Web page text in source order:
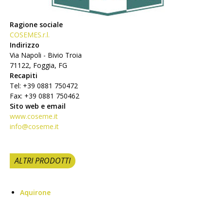
Ragione sociale
COSEMES.r.l.
Indirizzo
Via Napoli - Bivio Troia
71122, Foggia, FG
Recapiti
Tel: +39 0881 750472
Fax: +39 0881 750462
Sito web e email
www.coseme.it
info@coseme.it
ALTRI PRODOTTI
Aquirone